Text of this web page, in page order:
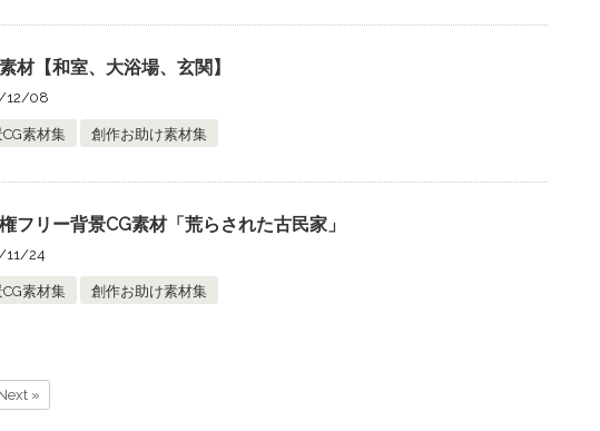
材【和室、大浴場、玄関】
12/08
素材集 創作お助け素材集
フリー背景CG素材「荒らされた古民家」
11/24
素材集 創作お助け素材集
»